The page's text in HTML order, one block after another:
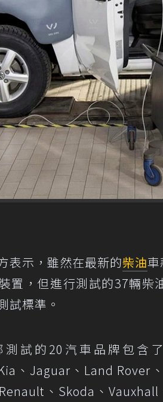
表示，雖然在最新的柴油
置，但進行測試的37輛柴
試標準。
試的20汽車品牌包含
、Jaguar、Land Rover
、Skoda、